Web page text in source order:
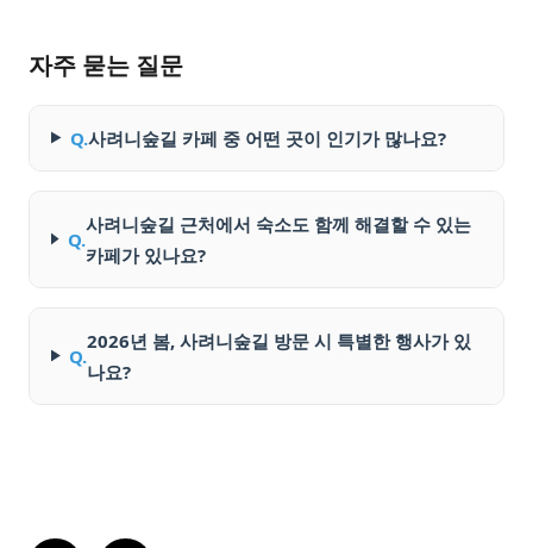
자주 묻는 질문
Q.사려니숲길 카페 중 어떤 곳이 인기가 많나요?
Q.
사려니숲길 근처에서 숙소도 함께 해결할 수 있는
카페가 있나요?
Q.
2026년 봄, 사려니숲길 방문 시 특별한 행사가 있
나요?